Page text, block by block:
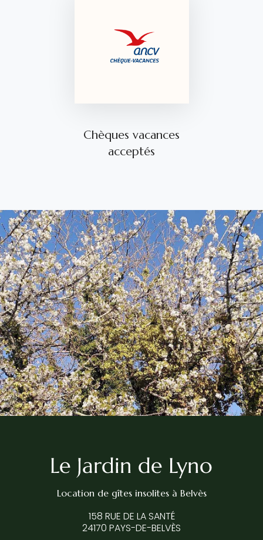
Chèques vacances
acceptés
Location de gîtes insolites à Belvès
158 RUE DE LA SANTÉ
24170 PAYS-DE-BELVÈS